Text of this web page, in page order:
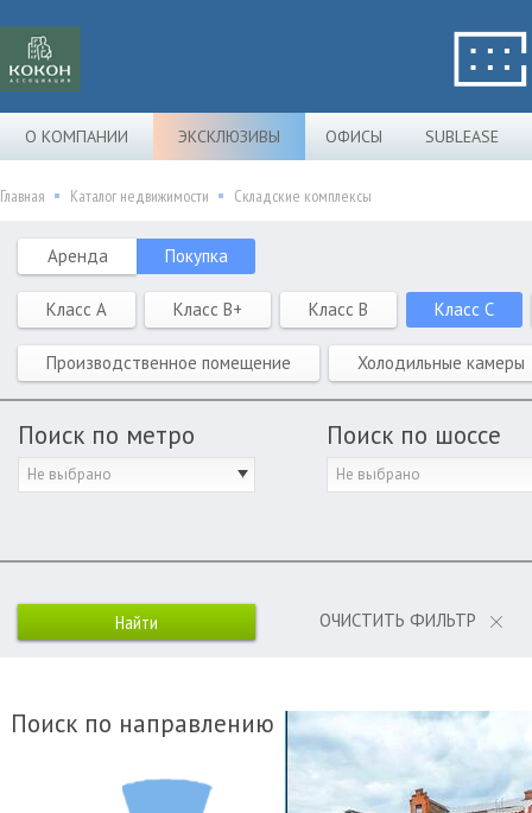
О КОМПАНИИ ЭКСКЛЮЗИВЫ ОФИСЫ SUBLEASE
Главная Каталог недвижимости Складские комплексы
Аренда Покупка
Класс A Класс B+ Класс B Класс C
Производственное помещение Холодильные камеры
Поиск по метро
Не выбрано
Поиск по шоссе
Не выбрано
ОЧИСТИТЬ ФИЛЬТР
Поиск по направлению